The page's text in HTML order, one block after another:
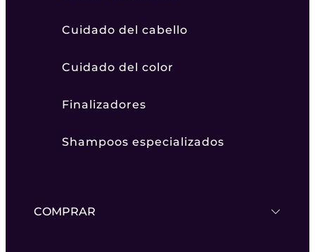
Cuidado del cabello
Cuidado del color
Finalizadores
Shampoos especializados
COMPRAR